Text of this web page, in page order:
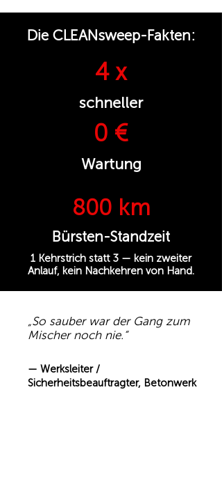
Die CLEANsweep-Fakten:
4 x
schneller
0 €
Wartung
800 km
Bürsten-Standzeit
1 Kehrstrich statt 3 — kein zweiter
Anlauf, kein Nachkehren von Hand.
„So sauber war der Gang zum
Mischer noch nie.“
— Werksleiter /
Sicherheitsbeauftragter, Betonwerk